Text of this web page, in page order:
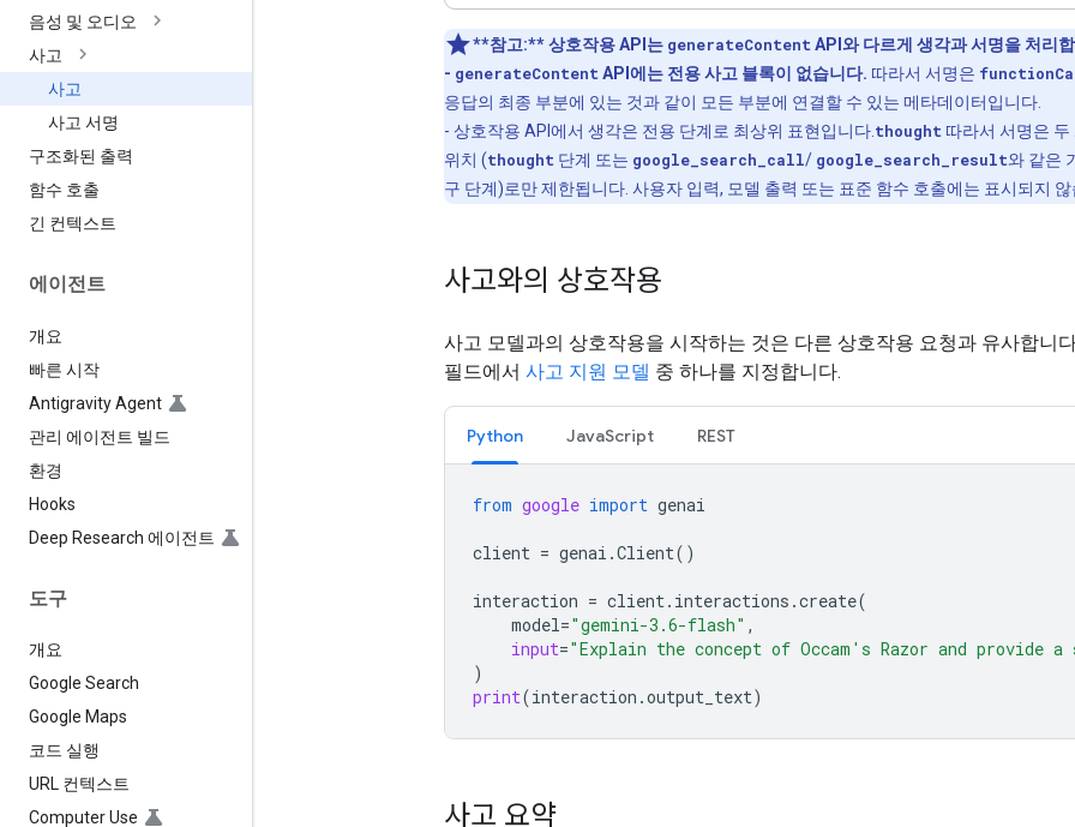
음성 및 오디오
사고
사고
사고 서명
구조화된 출력
함수 호출
긴 컨텍스트
에이전트
개요
빠른 시작
Antigravity Agent
관리 에이전트 빌드
환경
Hooks
Deep Research 에이전트
도구
개요
Google Search
Google Maps
코드 실행
URL 컨텍스트
Computer Use
**참고:**상호작용 API는 generateContent API와 다르게 생각과 서명을 처리
- generateContent API에는 전용 사고 블록이 없습니다. 따라서 서명은
응답의 최종 부분에 있는 것과 같이 모든 부분에 연결할 수 있는 메타데이터입니다.
- 상호작용 API에서 생각은 전용 단계로 최상위 표현입니다. thought 따라서 서명은 두
위치 (thought 단계 또는 google_search_call/ google_search_result와 같은
구 단계)로만 제한됩니다. 사용자 입력, 모델 출력 또는 표준 함수 호출에는 표시되지 않
사고와의 상호작용
사고 모델과의 상호작용을 시작하는 것은 다른 상호작용 요청과 유사합니
필드에서 사고 지원 모델 중 하나를 지정합니다.
Python JavaScript REST
from google import genai
client = genai .Client()
interaction = client. interactions .create(
model="gemini-3.6-flash" ,
input="Explain the concept of Occam's Razor and provide a
)
print(interaction .output_text)
사고 요약